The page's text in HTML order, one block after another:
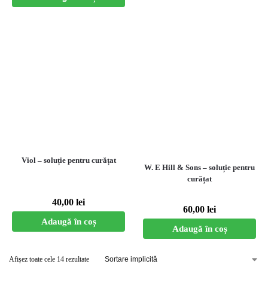
Viol – soluție pentru curățat
40,00 lei
Adaugă în coș
W. E Hill & Sons – soluție pentru
curățat
60,00 lei
Adaugă în coș
Afișez toate cele 14 rezultate